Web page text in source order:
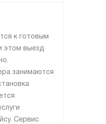
к готовым
этом выезд
занимаются
Сервис